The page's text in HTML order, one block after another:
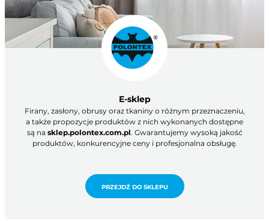
E-sklep
Firany, zasłony, obrusy oraz tkaniny o różnym przeznaczeniu,
a także propozycje produktów z nich wykonanych dostępne
są na sklep.polontex.com.pl. Gwarantujemy wysoką jakość
produktów, konkurencyjne ceny i profesjonalna obsługę.
PRZEJDŹ DO SKLEPU